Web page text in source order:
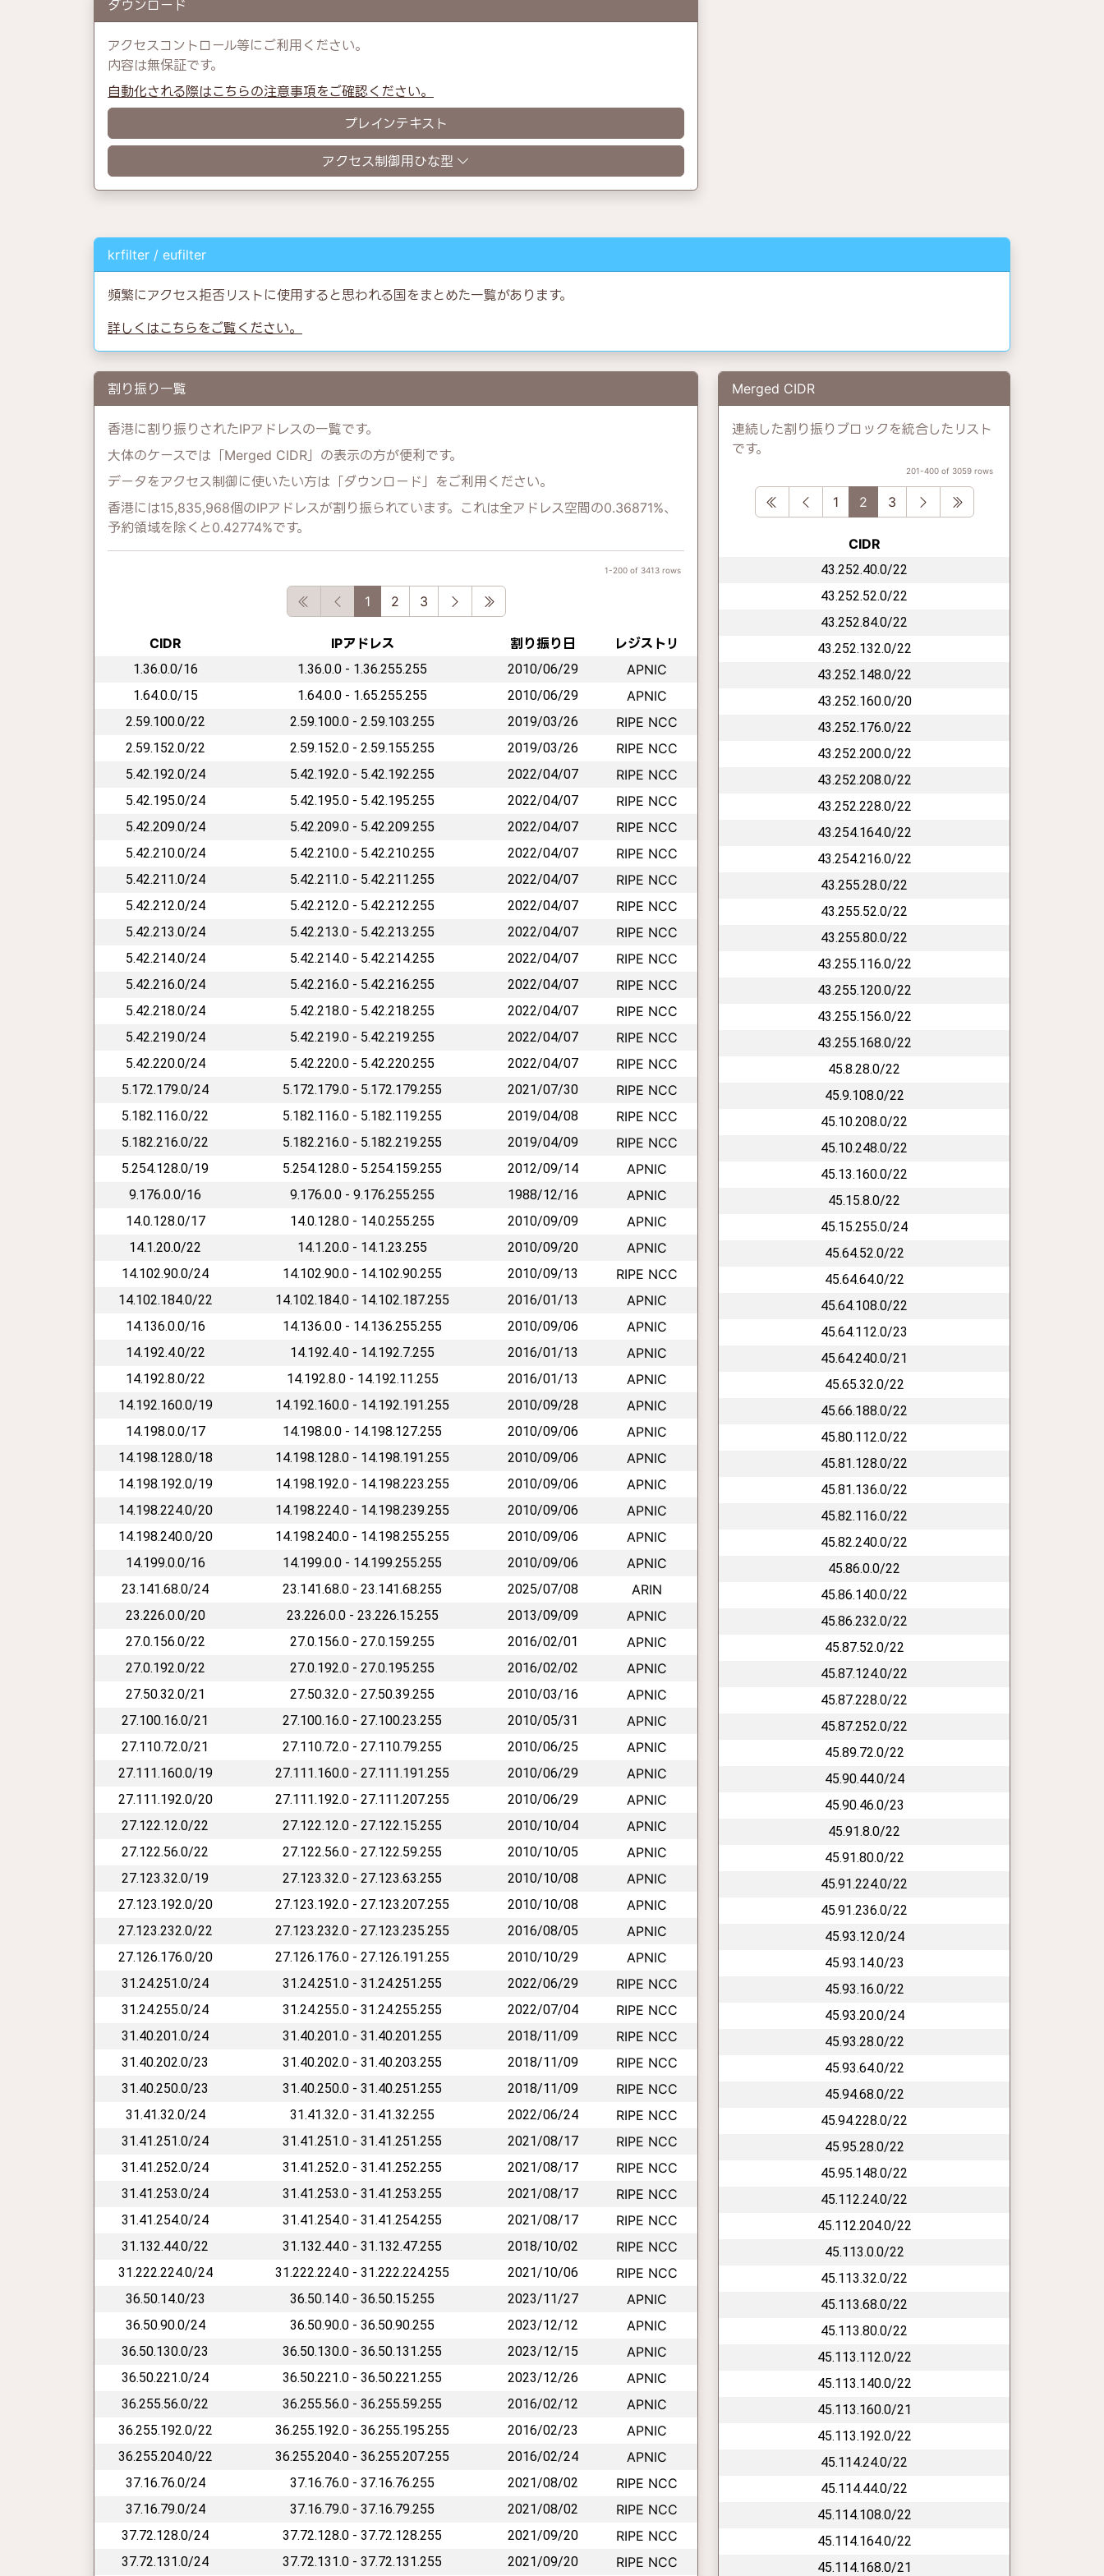
ダウンロード
アクセスコントロール等にご利用ください。
内容は無保証です。
自動化される際はこちらの注意事項をご確認ください。
プレインテキスト
アクセス制御用ひな型
krfilter / eufilter
頻繁にアクセス拒否リストに使用すると思われる国をまとめた一覧があります。
詳しくはこちらをご覧ください。
割り振り一覧
香港に割り振りされたIPアドレスの一覧です。
大体のケースでは「Merged CIDR」の表示の方が便利です。
データをアクセス制御に使いたい方は「ダウンロード」をご利用ください。
香港には15,835,968個のIPアドレスが割り振られています。これは全アドレス空間の0.36871%、
予約領域を除くと0.42774%です。
1-200 of 3413 rows
First Previous
1 2 3 Next Last
CIDR IPアドレス 割り振り日 レジストリ
1.36.0.0/16 1.36.0.0 - 1.36.255.255 2010/06/29 APNIC
1.64.0.0/15 1.64.0.0 - 1.65.255.255 2010/06/29 APNIC
2.59.100.0/22 2.59.100.0 - 2.59.103.255 2019/03/26 RIPE NCC
2.59.152.0/22 2.59.152.0 - 2.59.155.255 2019/03/26 RIPE NCC
5.42.192.0/24 5.42.192.0 - 5.42.192.255 2022/04/07 RIPE NCC
5.42.195.0/24 5.42.195.0 - 5.42.195.255 2022/04/07 RIPE NCC
5.42.209.0/24 5.42.209.0 - 5.42.209.255 2022/04/07 RIPE NCC
5.42.210.0/24 5.42.210.0 - 5.42.210.255 2022/04/07 RIPE NCC
5.42.211.0/24 5.42.211.0 - 5.42.211.255 2022/04/07 RIPE NCC
5.42.212.0/24 5.42.212.0 - 5.42.212.255 2022/04/07 RIPE NCC
5.42.213.0/24 5.42.213.0 - 5.42.213.255 2022/04/07 RIPE NCC
5.42.214.0/24 5.42.214.0 - 5.42.214.255 2022/04/07 RIPE NCC
5.42.216.0/24 5.42.216.0 - 5.42.216.255 2022/04/07 RIPE NCC
5.42.218.0/24 5.42.218.0 - 5.42.218.255 2022/04/07 RIPE NCC
5.42.219.0/24 5.42.219.0 - 5.42.219.255 2022/04/07 RIPE NCC
5.42.220.0/24 5.42.220.0 - 5.42.220.255 2022/04/07 RIPE NCC
5.172.179.0/24 5.172.179.0 - 5.172.179.255 2021/07/30 RIPE NCC
5.182.116.0/22 5.182.116.0 - 5.182.119.255 2019/04/08 RIPE NCC
5.182.216.0/22 5.182.216.0 - 5.182.219.255 2019/04/09 RIPE NCC
5.254.128.0/19 5.254.128.0 - 5.254.159.255 2012/09/14 APNIC
9.176.0.0/16 9.176.0.0 - 9.176.255.255 1988/12/16 APNIC
14.0.128.0/17 14.0.128.0 - 14.0.255.255 2010/09/09 APNIC
14.1.20.0/22 14.1.20.0 - 14.1.23.255 2010/09/20 APNIC
14.102.90.0/24 14.102.90.0 - 14.102.90.255 2010/09/13 RIPE NCC
14.102.184.0/22 14.102.184.0 - 14.102.187.255 2016/01/13 APNIC
14.136.0.0/16 14.136.0.0 - 14.136.255.255 2010/09/06 APNIC
14.192.4.0/22 14.192.4.0 - 14.192.7.255 2016/01/13 APNIC
14.192.8.0/22 14.192.8.0 - 14.192.11.255 2016/01/13 APNIC
14.192.160.0/19 14.192.160.0 - 14.192.191.255 2010/09/28 APNIC
14.198.0.0/17 14.198.0.0 - 14.198.127.255 2010/09/06 APNIC
14.198.128.0/18 14.198.128.0 - 14.198.191.255 2010/09/06 APNIC
14.198.192.0/19 14.198.192.0 - 14.198.223.255 2010/09/06 APNIC
14.198.224.0/20 14.198.224.0 - 14.198.239.255 2010/09/06 APNIC
14.198.240.0/20 14.198.240.0 - 14.198.255.255 2010/09/06 APNIC
14.199.0.0/16 14.199.0.0 - 14.199.255.255 2010/09/06 APNIC
23.141.68.0/24 23.141.68.0 - 23.141.68.255 2025/07/08 ARIN
23.226.0.0/20 23.226.0.0 - 23.226.15.255 2013/09/09 APNIC
27.0.156.0/22 27.0.156.0 - 27.0.159.255 2016/02/01 APNIC
27.0.192.0/22 27.0.192.0 - 27.0.195.255 2016/02/02 APNIC
27.50.32.0/21 27.50.32.0 - 27.50.39.255 2010/03/16 APNIC
27.100.16.0/21 27.100.16.0 - 27.100.23.255 2010/05/31 APNIC
27.110.72.0/21 27.110.72.0 - 27.110.79.255 2010/06/25 APNIC
27.111.160.0/19 27.111.160.0 - 27.111.191.255 2010/06/29 APNIC
27.111.192.0/20 27.111.192.0 - 27.111.207.255 2010/06/29 APNIC
27.122.12.0/22 27.122.12.0 - 27.122.15.255 2010/10/04 APNIC
27.122.56.0/22 27.122.56.0 - 27.122.59.255 2010/10/05 APNIC
27.123.32.0/19 27.123.32.0 - 27.123.63.255 2010/10/08 APNIC
27.123.192.0/20 27.123.192.0 - 27.123.207.255 2010/10/08 APNIC
27.123.232.0/22 27.123.232.0 - 27.123.235.255 2016/08/05 APNIC
27.126.176.0/20 27.126.176.0 - 27.126.191.255 2010/10/29 APNIC
31.24.251.0/24 31.24.251.0 - 31.24.251.255 2022/06/29 RIPE NCC
31.24.255.0/24 31.24.255.0 - 31.24.255.255 2022/07/04 RIPE NCC
31.40.201.0/24 31.40.201.0 - 31.40.201.255 2018/11/09 RIPE NCC
31.40.202.0/23 31.40.202.0 - 31.40.203.255 2018/11/09 RIPE NCC
31.40.250.0/23 31.40.250.0 - 31.40.251.255 2018/11/09 RIPE NCC
31.41.32.0/24 31.41.32.0 - 31.41.32.255 2022/06/24 RIPE NCC
31.41.251.0/24 31.41.251.0 - 31.41.251.255 2021/08/17 RIPE NCC
31.41.252.0/24 31.41.252.0 - 31.41.252.255 2021/08/17 RIPE NCC
31.41.253.0/24 31.41.253.0 - 31.41.253.255 2021/08/17 RIPE NCC
31.41.254.0/24 31.41.254.0 - 31.41.254.255 2021/08/17 RIPE NCC
31.132.44.0/22 31.132.44.0 - 31.132.47.255 2018/10/02 RIPE NCC
31.222.224.0/24 31.222.224.0 - 31.222.224.255 2021/10/06 RIPE NCC
36.50.14.0/23 36.50.14.0 - 36.50.15.255 2023/11/27 APNIC
36.50.90.0/24 36.50.90.0 - 36.50.90.255 2023/12/12 APNIC
36.50.130.0/23 36.50.130.0 - 36.50.131.255 2023/12/15 APNIC
36.50.221.0/24 36.50.221.0 - 36.50.221.255 2023/12/26 APNIC
36.255.56.0/22 36.255.56.0 - 36.255.59.255 2016/02/12 APNIC
36.255.192.0/22 36.255.192.0 - 36.255.195.255 2016/02/23 APNIC
36.255.204.0/22 36.255.204.0 - 36.255.207.255 2016/02/24 APNIC
37.16.76.0/24 37.16.76.0 - 37.16.76.255 2021/08/02 RIPE NCC
37.16.79.0/24 37.16.79.0 - 37.16.79.255 2021/08/02 RIPE NCC
37.72.128.0/24 37.72.128.0 - 37.72.128.255 2021/09/20 RIPE NCC
37.72.131.0/24 37.72.131.0 - 37.72.131.255 2021/09/20 RIPE NCC
Merged CIDR
連続した割り振りブロックを統合したリスト
です。
201-400 of 3059 rows
First Previous
1 2 3 Next Last
CIDR
43.252.40.0/22
43.252.52.0/22
43.252.84.0/22
43.252.132.0/22
43.252.148.0/22
43.252.160.0/20
43.252.176.0/22
43.252.200.0/22
43.252.208.0/22
43.252.228.0/22
43.254.164.0/22
43.254.216.0/22
43.255.28.0/22
43.255.52.0/22
43.255.80.0/22
43.255.116.0/22
43.255.120.0/22
43.255.156.0/22
43.255.168.0/22
45.8.28.0/22
45.9.108.0/22
45.10.208.0/22
45.10.248.0/22
45.13.160.0/22
45.15.8.0/22
45.15.255.0/24
45.64.52.0/22
45.64.64.0/22
45.64.108.0/22
45.64.112.0/23
45.64.240.0/21
45.65.32.0/22
45.66.188.0/22
45.80.112.0/22
45.81.128.0/22
45.81.136.0/22
45.82.116.0/22
45.82.240.0/22
45.86.0.0/22
45.86.140.0/22
45.86.232.0/22
45.87.52.0/22
45.87.124.0/22
45.87.228.0/22
45.87.252.0/22
45.89.72.0/22
45.90.44.0/24
45.90.46.0/23
45.91.8.0/22
45.91.80.0/22
45.91.224.0/22
45.91.236.0/22
45.93.12.0/24
45.93.14.0/23
45.93.16.0/22
45.93.20.0/24
45.93.28.0/22
45.93.64.0/22
45.94.68.0/22
45.94.228.0/22
45.95.28.0/22
45.95.148.0/22
45.112.24.0/22
45.112.204.0/22
45.113.0.0/22
45.113.32.0/22
45.113.68.0/22
45.113.80.0/22
45.113.112.0/22
45.113.140.0/22
45.113.160.0/21
45.113.192.0/22
45.114.24.0/22
45.114.44.0/22
45.114.108.0/22
45.114.164.0/22
45.114.168.0/21